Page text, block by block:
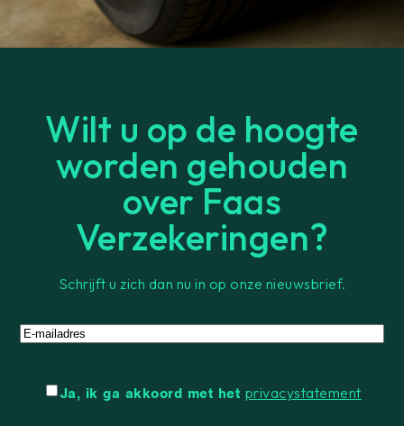
Wilt u op de hoogte
worden gehouden
over Faas
Verzekeringen?
Schrijft u zich dan nu in op onze nieuwsbrief.
InstemmingJa, ik ga akkoord met het privacystatement